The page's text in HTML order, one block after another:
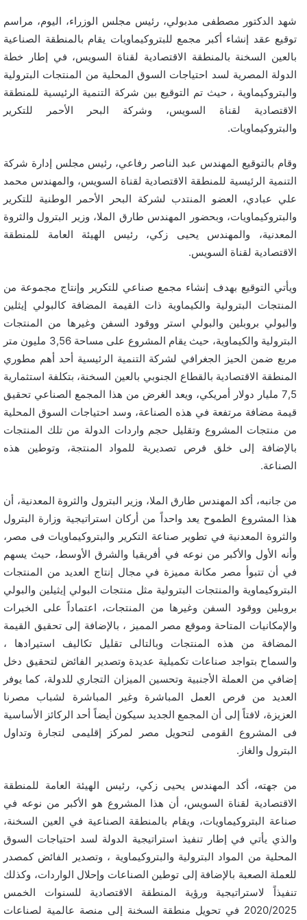
شهد الدكتور مصطفى مدبولي، رئيس مجلس الوزراء، اليوم، مراسم
توقيع عقد إنشاء أكبر مجمع للبتروكيماويات يقام بالمنطقة الصناعية
بالعين السخنة بالمنطقة الاقتصادية لقناة السويس، في إطار خطة
الدولة المصرية لسد احتياجات السوق المحلية من المنتجات البترولية
والبتروكيماوية ، حيث تم التوقيع بين شركة التنمية الرئيسية للمنطقة
الاقتصادية لقناة السويس، وشركة البحر الأحمر للتكرير
والبتروكيماويات.
وقام بالتوقيع المهندس عبد الناصر رفاعي، رئيس مجلس إدارة شركة
التنمية الرئيسية للمنطقة الاقتصادية لقناة السويس، والمهندس محمد
علي عبادي، العضو المنتدب لشركة البحر الأحمر الوطنية للتكرير
والبتروكيماويات، وبحضور المهندس طارق الملا، وزير البترول والثروة
المعدنية، والمهندس يحيى زكي، رئيس الهيئة العامة للمنطقة
الاقتصادية لقناة السويس.
ويأتي التوقيع بهدف إنشاء مجمع صناعي للتكرير وإنتاج مجموعة من
المنتجات البترولية والكيماوية ذات القيمة المضافة كالبولي إيثلين
والبولي بروبلين والبولي استر ووقود السفن وغيرها من المنتجات
البترولية والكيماوية، حيث يقام المشروع على مساحة 3,56 مليون متر
مربع ضمن الحيز الجغرافي لشركة التنمية الرئيسية أحد أهم مطوري
المنطقة الاقتصادية بالقطاع الجنوبي بالعين السخنة، بتكلفة استثمارية
7,5 مليار دولار أمريكي، ويعد الغرض من هذا المجمع الصناعي تحقيق
قيمة مضافة مرتفعة في هذه الصناعة، وسد احتياجات السوق المحلية
من منتجات المشروع وتقليل حجم واردات الدولة من تلك المنتجات
بالإضافة إلى خلق فرص تصديرية للمواد المنتجة، وتوطين هذه
الصناعة.
من جانبه، أكد المهندس طارق الملا، وزير البترول والثروة المعدنية، أن
هذا المشروع الطموح يعد واحداً من أركان استراتيجية وزارة البترول
والثروة المعدنية في تطوير صناعة التكرير والبتروكيماويات فى مصر،
وأنه الأول والأكبر من نوعه في أفريقيا والشرق الأوسط، حيث يسهم
في أن تتبوأ مصر مكانة مميزة في مجال إنتاج العديد من المنتجات
البتروكيماوية والمنتجات البترولية مثل منتجات البولي إيثيلين والبولي
بروبلين ووقود السفن وغيرها من المنتجات، اعتماداً على الخبرات
والإمكانيات المتاحة وموقع مصر المميز ، بالإضافة إلى تحقيق القيمة
المضافة من هذه المنتجات وبالتالى تقليل تكاليف استيرادها ،
والسماح بتواجد صناعات تكميلية عديدة وتصدير الفائض لتحقيق دخل
إضافي من العملة الأجنبية وتحسين الميزان التجاري للدولة، كما يوفر
العديد من فرص العمل المباشرة وغير المباشرة لشباب مصرنا
العزيزة، لافتاً إلى أن المجمع الجديد سيكون أيضاً أحد الركائز الأساسية
فى المشروع القومى لتحويل مصر لمركز إقليمى لتجارة وتداول
البترول والغاز.
من جهته، أكد المهندس يحيى زكي، رئيس الهيئة العامة للمنطقة
الاقتصادية لقناة السويس، أن هذا المشروع هو الأكبر من نوعه في
صناعة البتروكيماويات، ويقام بالمنطقة الصناعية في العين السخنة،
والذي يأتي في إطار تنفيذ استراتيجية الدولة لسد احتياجات السوق
المحلية من المواد البترولية والبتروكيماوية ، وتصدير الفائض كمصدر
للعملة الصعبة بالإضافة إلى توطين الصناعات وإحلال الواردات، وكذلك
تنفيذاً لاستراتيجية ورؤية المنطقة الاقتصادية للسنوات الخمس
2020/2025 في تحويل منطقة السخنة إلى منصة عالمية لصناعات